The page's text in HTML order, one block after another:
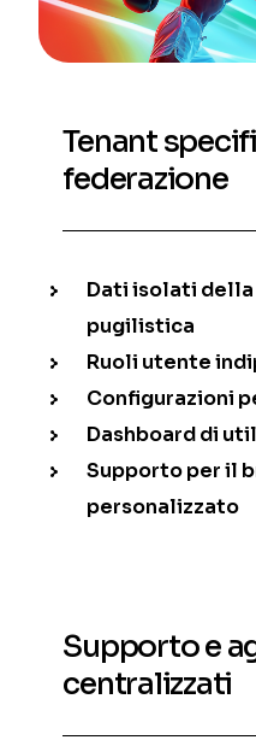
Tenant
federazione
Dati isolati
pugilistica
Ruoli utente
Configurazioni
Dashboard di
Supporto per il
personalizzato
Supporto e
centralizzati